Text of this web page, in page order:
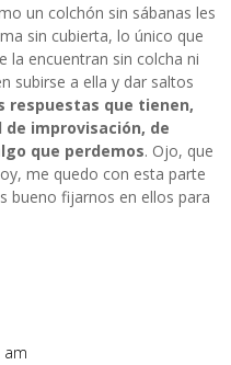
un colchón sin sábanas les
sin cubierta, lo único que
la encuentran sin colcha ni
subirse a ella y dar saltos
respuestas que tienen,
de improvisación, de
que perdemos. Ojo, que
me quedo con esta parte
bueno fijarnos en ellos para
am